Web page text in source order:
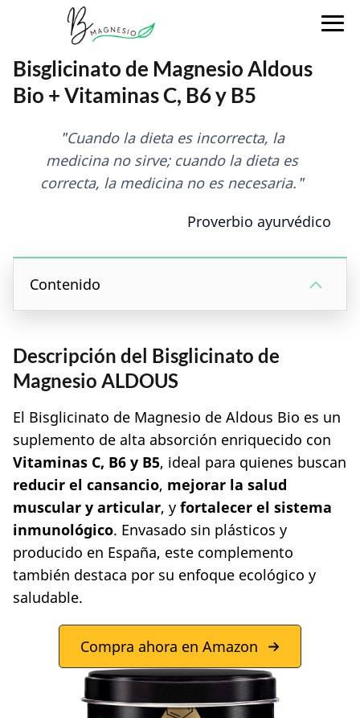
Bisglicinato de Magnesio Aldous
Bio + Vitaminas C, B6 y B5
Proverbio ayurvédico
"Cuando la dieta es incorrecta, la
medicina no sirve; cuando la dieta es
correcta, la medicina no es necesaria."
Contenido
Descripción del Bisglicinato de
Magnesio ALDOUS
El Bisglicinato de Magnesio de Aldous Bio es un
suplemento de alta absorción enriquecido con
Vitaminas C, B6 y B5, ideal para quienes buscan
reducir el cansancio, mejorar la salud
muscular y articular, y fortalecer el sistema
inmunológico. Envasado sin plásticos y
producido en España, este complemento
también destaca por su enfoque ecológico y
saludable.
Compra ahora en Amazon